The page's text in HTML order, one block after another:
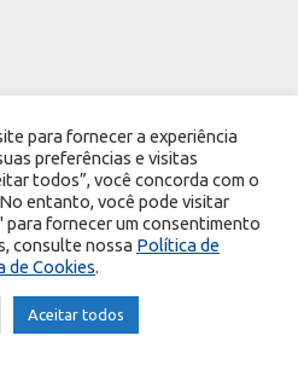
para fornecer a experiência
preferências e visitas
todos”, você concorda com o
entanto, você pode visitar
fornecer um consentimento
consulte nossa Política de
de Cookies.
Aceitar todos